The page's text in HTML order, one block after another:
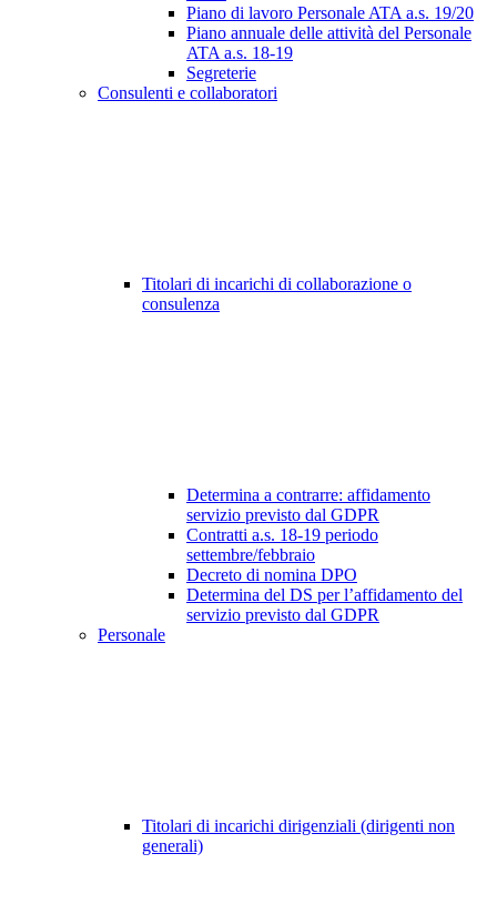
Piano di lavoro Personale ATA a.s. 19/20
Piano annuale delle attività del Personale
ATA a.s. 18-19
Segreterie
Consulenti e collaboratori
Titolari di incarichi di collaborazione o
consulenza
Determina a contrarre: affidamento
servizio previsto dal GDPR
Contratti a.s. 18-19 periodo
settembre/febbraio
Decreto di nomina DPO
Determina del DS per l’affidamento del
servizio previsto dal GDPR
Personale
Titolari di incarichi dirigenziali (dirigenti non
generali)